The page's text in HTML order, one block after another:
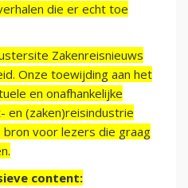
die er echt toe
Zakenreisnieuws
Onze toewijding aan het
en onafhankelijke
en (zaken)reisindustrie
voor lezers die graag
content: